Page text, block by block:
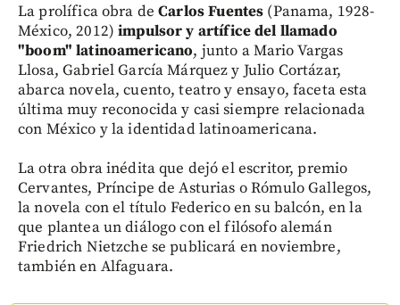
La prolífica obra deCarlos Fuentes (Panama, 1928-
México, 2012) impulsor y artífice del llamado
"boom" latinoamericano, junto a Mario Vargas
Llosa, Gabriel García Márquez y Julio Cortázar,
abarca novela, cuento, teatro y ensayo, faceta esta
última muy reconocida y casi siempre relacionada
con México y la identidad latinoamericana.
La otra obra inédita que dejó el escritor, premio
Cervantes, Príncipe de Asturias o Rómulo Gallegos,
la novela con el título Federico en su balcón, en la
que plantea un diálogo con el filósofo alemán
Friedrich Nietzche se publicará en noviembre,
también en Alfaguara.